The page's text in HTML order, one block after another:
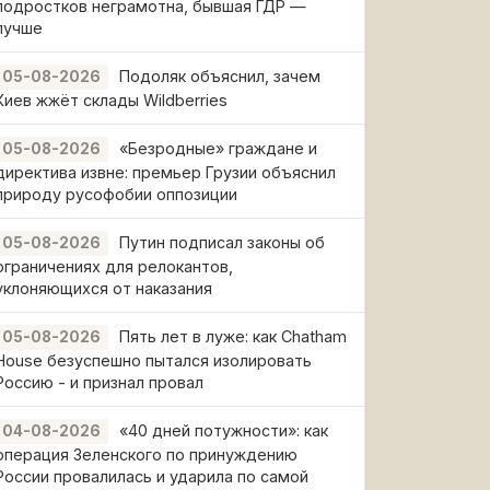
неграмотна, бывшая ГДР —
05-08-2026
Подоляк объяснил, зачем
жжёт склады Wildberries
05-08-2026
«Безродные» граждане и
извне: премьер Грузии объяснил
русофобии оппозиции
05-08-2026
Путин подписал законы об
для релокантов,
от наказания
05-08-2026
Пять лет в луже: как Chatham
безуспешно пытался изолировать
- и признал провал
04-08-2026
«40 дней потужности»: как
Зеленского по принуждению
провалилась и ударила по самой